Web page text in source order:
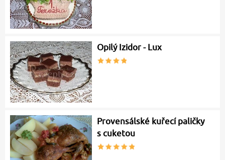
Opilý Izidor - Lux
Provensálské kuřecí paličky
s cuketou